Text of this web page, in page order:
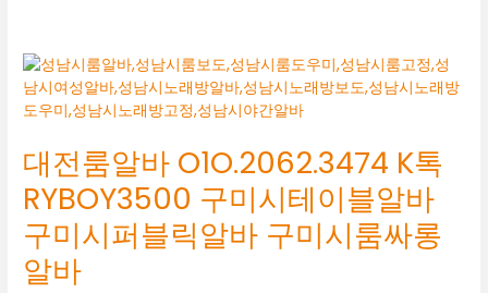
대전룸알바 O1O.2062.3474 K톡
RYBOY3500 구미시테이블알바
구미시퍼블릭알바 구미시룸싸롱
알바